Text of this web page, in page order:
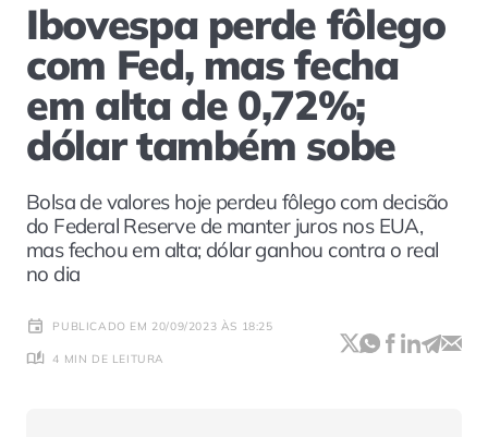
Ibovespa perde fôlego
com Fed, mas fecha
em alta de 0,72%;
dólar também sobe
Bolsa de valores hoje perdeu fôlego com decisão
do Federal Reserve de manter juros nos EUA,
mas fechou em alta; dólar ganhou contra o real
no dia
PUBLICADO EM 20/09/2023 ÀS 18:25
4 MIN DE LEITURA